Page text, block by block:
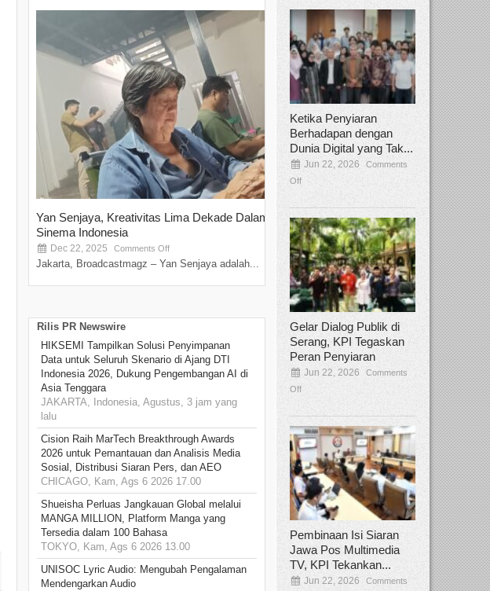
Yan Senjaya, Kreativitas Lima Dekade Dalam
Sinema Indonesia
Dec 22, 2025 Comments Off
Jakarta, Broadcastmagz – Yan Senjaya adalah...
Tamee Irelly Menjadi Juri Open
Film Terbaru...
Sep 08, 2025 Comments Off
Bekasi, Broadcastmagz – Dalam upaya
talenta...
Rilis PR Newswire
HIKSEMI Tampilkan Solusi Penyimpanan
Data untuk Seluruh Skenario di Ajang DTI
Indonesia 2026, Dukung Pengembangan AI di
Asia Tenggara
JAKARTA, Indonesia, Agustus, 3 jam yang
lalu
Cision Raih MarTech Breakthrough Awards
2026 untuk Pemantauan dan Analisis Media
Sosial, Distribusi Siaran Pers, dan AEO
CHICAGO, Kam, Ags 6 2026 17.00
Shueisha Perluas Jangkauan Global melalui
MANGA MILLION, Platform Manga yang
Tersedia dalam 100 Bahasa
TOKYO, Kam, Ags 6 2026 13.00
UNISOC Lyric Audio: Mengubah Pengalaman
Mendengarkan Audio
Ketika Penyiaran
Berhadapan dengan
Dunia Digital yang Tak...
Jun 22, 2026
Comments
Off
Gelar Dialog Publik di
Serang, KPI Tegaskan
Peran Penyiaran
Jun 22, 2026
Comments
Off
Pembinaan Isi Siaran
Jawa Pos Multimedia
TV, KPI Tekankan...
Jun 22, 2026
Comments